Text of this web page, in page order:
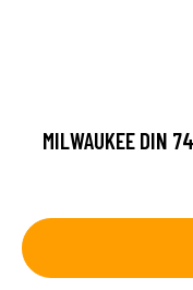
MILWAUKEE DIN